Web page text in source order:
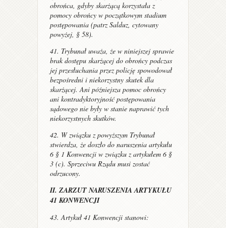
obrońca, gdyby skarżącą korzystała z
pomocy obrońcy w początkowym stadium
postępowania (patrzSalduz, cytowany
powyżej, § 58).
41. Trybunał uważa, że w niniejszej sprawie
brak dostępu skarżącej do obrońcy podczas
jej przesłuchania przez policję spowodował
bezpośredni i niekorzystny skutek dla
skarżącej. Ani późniejsza pomoc obrońcy
ani kontradyktoryjność postępowania
sądowego nie były w stanie naprawić tych
niekorzystnych skutków.
42. W związku z powyższym Trybunał
stwierdza, że doszło do naruszenia artykułu
6 § 1 Konwencji w związku z artykułem 6 §
3 (c). Sprzeciwu Rządu musi zostać
odrzucony.
II. ZARZUT NARUSZENIA ARTYKUŁU
41 KONWENCJI
43. Artykuł 41 Konwencji stanowi: